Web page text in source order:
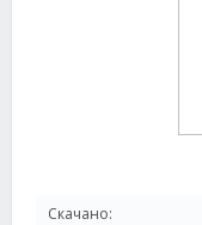
Скачано: